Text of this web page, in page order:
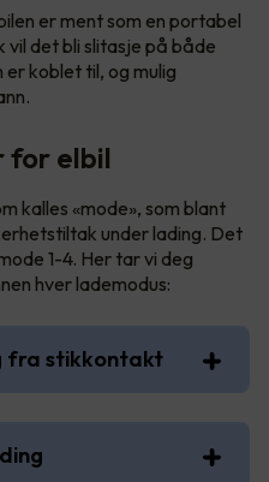
er ment som en portabel
vil det bli slitasje på både
koblet til, og mulig
for elbil
kalles «mode», som blant
under lading. Det
1-4. Her tar vi deg
hver lademodus:
fra stikkontakt